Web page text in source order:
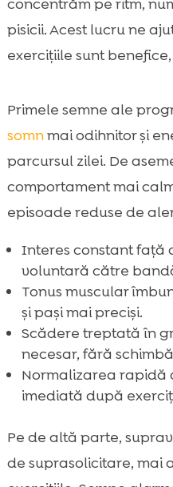
pisicii. Acest lucru ne
exercițiile sunt
Primele semne ale
somnmai odihnitor și
parcursul zilei. De
comportament mai
episoade reduse de
Interes constant față
voluntară către
Tonus muscular
și pași mai preciși.
Scădere treptată în
necesar, fără
Normalizarea rapidă
imediată după
Pe de altă parte,
de suprasolicitare, mai